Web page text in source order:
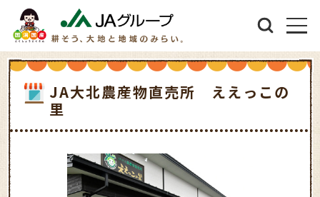
JA大北農産物直売所 ええっこの
里